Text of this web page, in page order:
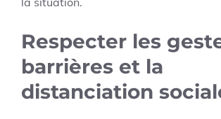
Respecter les
barrières et la
distanciation